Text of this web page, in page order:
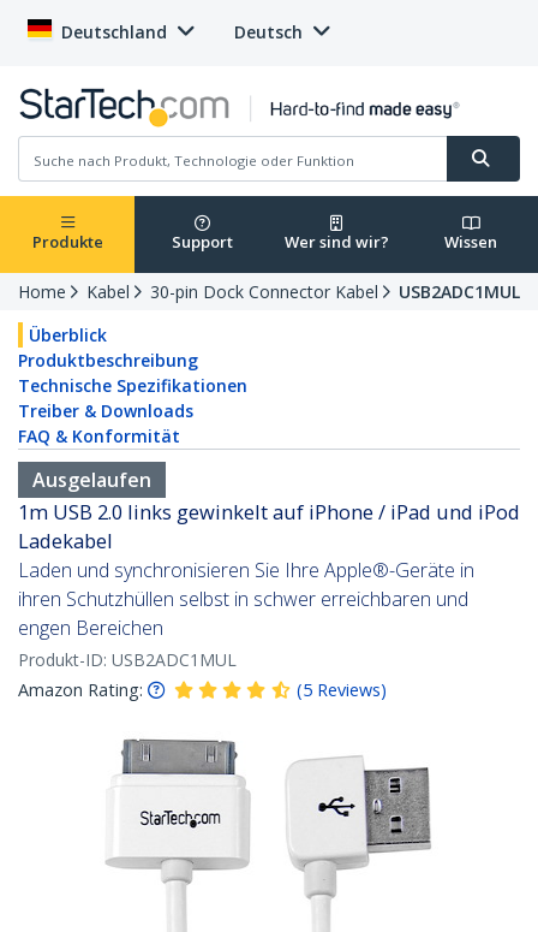
Deutschland Deutsch
Produkte Support Wer sind wir? Wissen
Home Kabel 30-pin Dock Connector Kabel
USB2ADC1MUL
Überblick
Produktbeschreibung
Technische Spezifikationen
Treiber & Downloads
FAQ & Konformität
Ausgelaufen
1m USB 2.0 links gewinkelt auf iPhone / iPad und iPod
Ladekabel
Laden und synchronisieren Sie Ihre Apple®-Geräte in
ihren Schutzhüllen selbst in schwer erreichbaren und
engen Bereichen
Produkt-ID: USB2ADC1MUL
Amazon Rating:
(5 Reviews)